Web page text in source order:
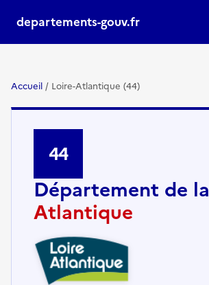
departements-gouv.fr
Accueil / Loire-Atlantique (44)
44
Département de la
Atlantique